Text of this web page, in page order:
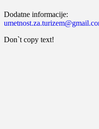
Dodatne informacije:
Don`t copy text!